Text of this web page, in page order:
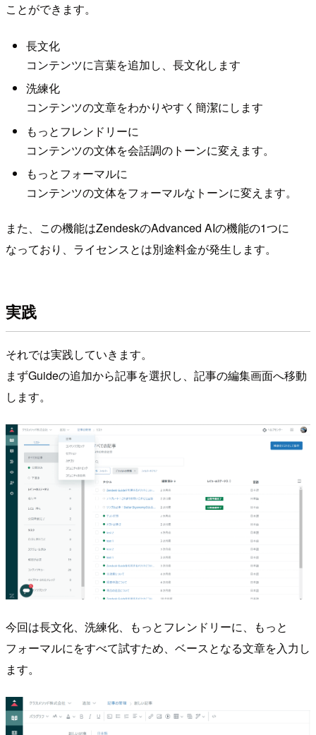
ことができます。
長文化
コンテンツに言葉を追加し、長文化します
洗練化
コンテンツの文章をわかりやすく簡潔にします
もっとフレンドリーに
コンテンツの文体を会話調のトーンに変えます。
もっとフォーマルに
コンテンツの文体をフォーマルなトーンに変えます。
また、この機能はZendeskのAdvanced AIの機能の1つに
なっており、ライセンスとは別途料金が発生します。
実践
それでは実践していきます。
まずGuideの追加から記事を選択し、記事の編集画面へ移動
します。
今回は長文化、洗練化、もっとフレンドリーに、もっと
フォーマルにをすべて試すため、ベースとなる文章を入力し
ます。